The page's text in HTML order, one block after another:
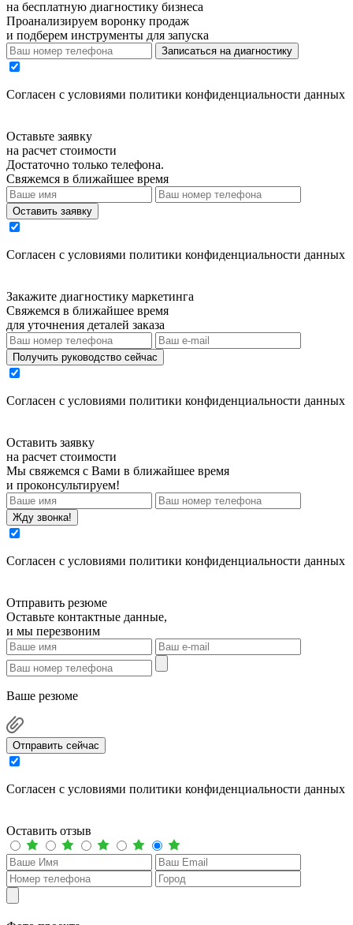
на бесплатную диагностику бизнеса
Проанализируем воронку продаж
и подберем инструменты для запуска
Записаться на диагностику
Cогласен с условиями политики конфиденциальности данных
Оставьте заявку
на расчет стоимости
Достаточно только телефона.
Свяжемся в ближайшее время
Оставить заявку
Cогласен с условиями политики конфиденциальности данных
Закажите диагностику маркетинга
Свяжемся в ближайшее время
для уточнения деталей заказа
Получить руководство сейчас
Cогласен с условиями политики конфиденциальности данных
Оставить заявку
на расчет стоимости
Мы свяжемся с Вами в ближайшее время
и проконсультируем!
Жду звонка!
Cогласен с условиями политики конфиденциальности данных
Отправить резюме
Оставьте контактные данные,
и мы перезвоним
Ваше резюме
Отправить сейчас
Cогласен с условиями политики конфиденциальности данных
Оставить отзыв